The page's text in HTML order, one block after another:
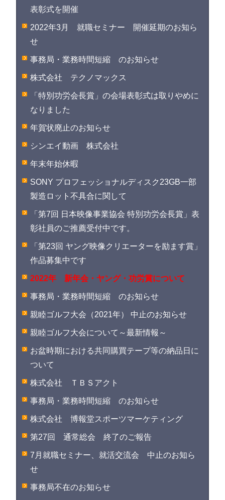
表彰式を開催
2022年3月 就職セミナー 開催延期のお知ら
せ
事務局・業務時間短縮 のお知らせ
株式会社 テクノマックス
「特別功労会長賞」の会場表彰式は取りやめに
なりました
年賀状廃止のお知らせ
シンエイ動画 株式会社
年末年始休暇
SONY プロフェッショナルディスク23GB一部
製造ロット不具合に関して
「第7回 日本映像事業協会 特別功労会長賞」表
彰社員のご推薦受付中です。
「第23回 ヤング映像クリエーターを励ます賞」
作品募集中です
2022年 新年会・ヤング・功労賞について
事務局・業務時間短縮 のお知らせ
親睦ゴルフ大会（2021年） 中止のお知らせ
親睦ゴルフ大会について～最新情報～
お盆時期における共同購買テープ等の納品日に
ついて
株式会社 ＴＢＳアクト
事務局・業務時間短縮 のお知らせ
株式会社 博報堂スポーツマーケティング
第27回 通常総会 終了のご報告
7月就職セミナー、就活交流会 中止のお知ら
せ
事務局不在のお知らせ